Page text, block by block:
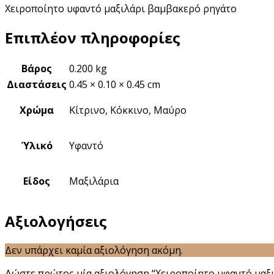
Χειροποίητο υφαντό μαξιλάρι βαμβακερό ρηγάτο
Επιπλέον πληροφορίες
Βάρος
0.200 kg
Διαστάσεις 0.45 × 0.10 × 0.45 cm
Χρώμα
Κίτρινο, Κόκκινο, Μαύρο
Ύλικό Υφαντό
Είδος Μαξιλάρια
Αξιολογήσεις
Δεν υπάρχει καμία αξιολόγηση ακόμη.